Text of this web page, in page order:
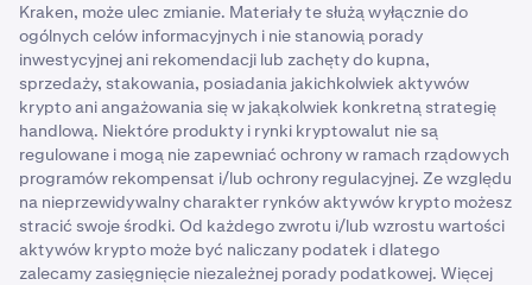
Kraken, może ulec zmianie. Materiały te służą wyłącznie do
ogólnych celów informacyjnych i nie stanowią porady
inwestycyjnej ani rekomendacji lub zachęty do kupna,
sprzedaży, stakowania, posiadania jakichkolwiek aktywów
krypto ani angażowania się w jakąkolwiek konkretną strategię
handlową. Niektóre produkty i rynki kryptowalut nie są
regulowane i mogą nie zapewniać ochrony w ramach rządowych
programów rekompensat i/lub ochrony regulacyjnej. Ze względu
na nieprzewidywalny charakter rynków aktywów krypto możesz
stracić swoje środki. Od każdego zwrotu i/lub wzrostu wartości
aktywów krypto może być naliczany podatek i dlatego
zalecamy zasięgnięcie niezależnej porady podatkowej. Więcej